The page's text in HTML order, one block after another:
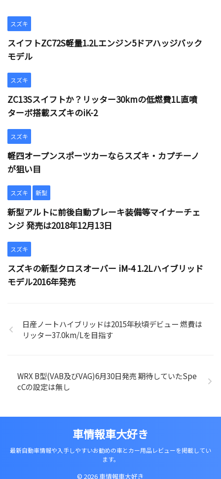
スズキ
スイフトZC72S軽量1.2Lエンジン5ドアハッジバック
モデル
スズキ
ZC13Sスイフトか？リッター30kmの低燃費1L直噴
ターボ搭載スズキのiK-2
スズキ
軽四オープンスポーツカーならスズキ・カプチーノ
が狙い目
スズキ 新型
新型アルトに前後自動ブレーキ装備等マイナーチェ
ンジ 発売は2018年12月13日
スズキ
スズキの新型クロスオーバー iM-4 1.2Lハイブリッド
モデル2016年発売
日産ノートハイブリッドは2015年秋頃デビュー 燃費は
リッター37.0km/Lを目指す
WRX B型(VAB及びVAG)6月30日発売 期待していたSpe
cCの設定は無し
車情報車大好き
最新自動車情報や入手しやすいお勧めの車とカー用品レビューを掲載してい
ます。
© 2026 車情報車大好き